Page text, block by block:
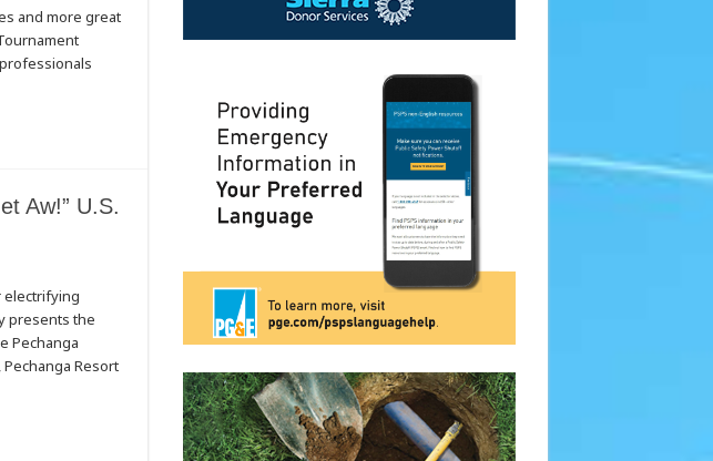
and more great
Aw!” U.S.
electrifying
presents the
Pechanga
Resort